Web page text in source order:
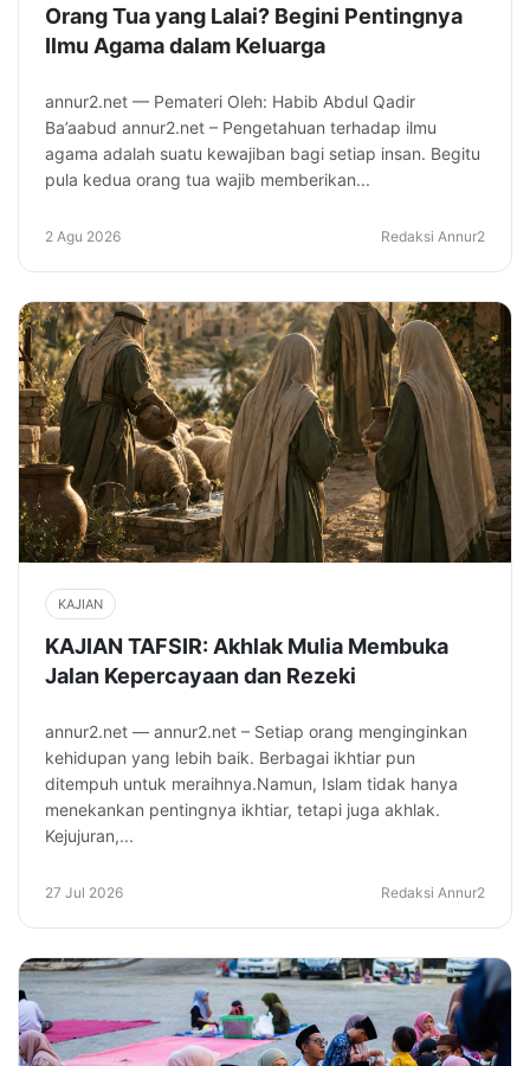
Orang Tua yang Lalai? Begini Pentingnya
Ilmu Agama dalam Keluarga
annur2.net — Pemateri Oleh: Habib Abdul Qadir
Ba’aabud annur2.net – Pengetahuan terhadap ilmu
agama adalah suatu kewajiban bagi setiap insan. Begitu
pula kedua orang tua wajib memberikan...
2 Agu 2026 Redaksi Annur2
KAJIAN
KAJIAN TAFSIR: Akhlak Mulia Membuka
Jalan Kepercayaan dan Rezeki
annur2.net — annur2.net – Setiap orang menginginkan
kehidupan yang lebih baik. Berbagai ikhtiar pun
ditempuh untuk meraihnya.Namun, Islam tidak hanya
menekankan pentingnya ikhtiar, tetapi juga akhlak.
Kejujuran,...
27 Jul 2026 Redaksi Annur2